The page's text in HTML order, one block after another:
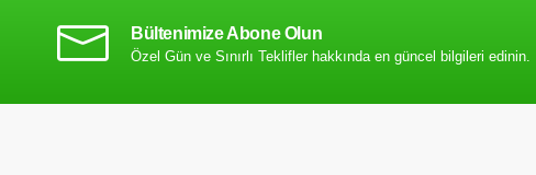
Bültenimize Abone Olun
Özel Gün ve Sınırlı Teklifler hakkında en güncel bilgileri edinin.